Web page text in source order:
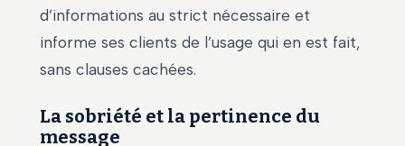
d’informations au strict nécessaire et
informe ses clients de l’usage qui en est fait,
sans clauses cachées.
La sobriété et la pertinence du
message